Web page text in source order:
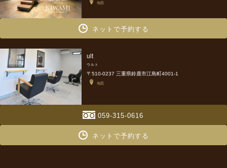
地図
ネットで予約する
ult
ウルト
〒510-0237 三重県鈴鹿市江島町4001-1
地図
059-315-0616
ネットで予約する